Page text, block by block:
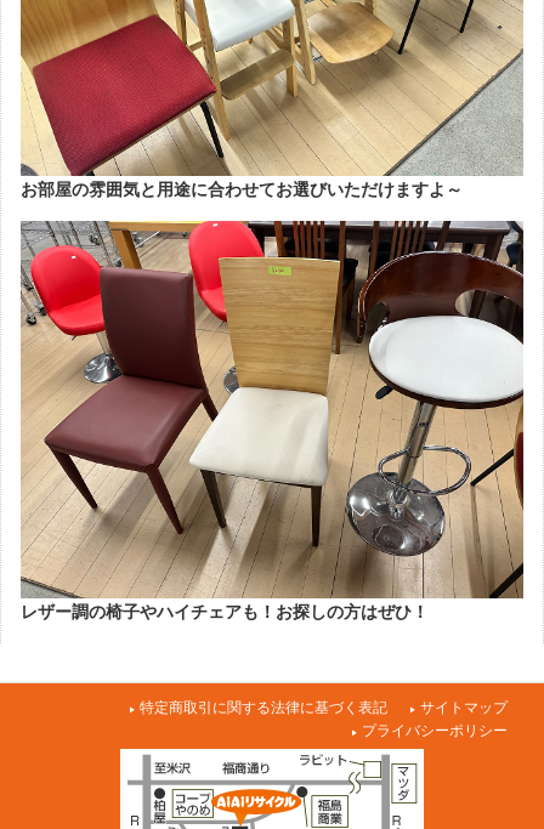
お部屋の雰囲気と用途に合わせてお選びいただけますよ～
レザー調の椅子やハイチェアも！お探しの方はぜひ！
特定商取引に関する法律に基づく表記
サイトマップ
プライバシーポリシー